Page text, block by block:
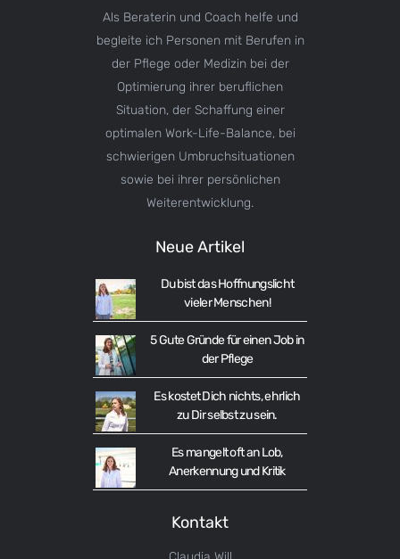
Als Beraterin und Coach helfe und
begleite ich Personen mit Berufen in
der Pflege oder Medizin bei der
Optimierung ihrer beruflichen
Situation, der Schaffung einer
optimalen Work-Life-Balance, bei
schwierigen Umbruchsituationen
sowie bei ihrer persönlichen
Weiterentwicklung.
Neue Artikel
Du bist das Hoffnungslicht
vieler Menschen!
5 Gute Gründe für einen Job in
der Pflege
Es kostet Dich nichts, ehrlich
zu Dir selbst zu sein.
Es mangelt oft an Lob,
Anerkennung und Kritik
Kontakt